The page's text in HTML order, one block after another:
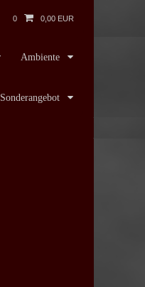
0 0,00 EUR
Ambiente
Sonderangebot